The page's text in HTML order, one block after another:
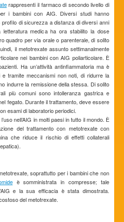
rappresenti il farmaco di secondo livello di
i bambini con AIG. Diversi studi hanno
di sicurezza a distanza di diversi anni
letteratura medica ha ora stabilito la dose
quadro per via orale o parenterale, di solito
il metotrexate assunto settimanalmente
nei bambini con AIG poliarticolare. È
Ha un’attività antinfiammatoria ma è
tramite meccanismi non noti, di ridurre la
indurre la remissione della stessa. Di solito
più comuni sono intolleranza gastrica e
fegato. Durante il trattamento, deve essere
esami di laboratorio periodici.
nell’AIG in molti paesi in tutto il mondo. È
del trattamento con metotrexate con
che riduce il rischio di effetti collaterali
soprattutto per i bambini che non
è somministrata in compresse; tale
e la sua efficacia è stata dimostrata.
del metotrexate.